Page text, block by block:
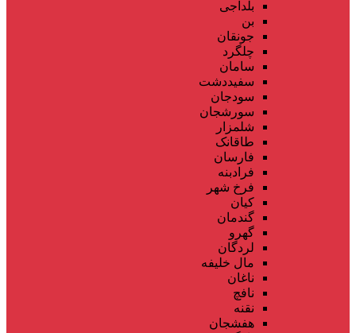
بلداجی
بن
جونقان
چلگرد
سامان
سفیددشت
سودجان
سورشجان
شلمزار
طاقانک
فارسان
فرادبنه
فرخ شهر
کیان
گندمان
گهرو
لردگان
مال خلیفه
ناغان
نافچ
نقنه
هفشجان